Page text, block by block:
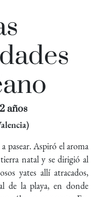
años
pasear. Aspiró el aroma
natal y se dirigió al
yates allí atracados,
de la playa, en donde